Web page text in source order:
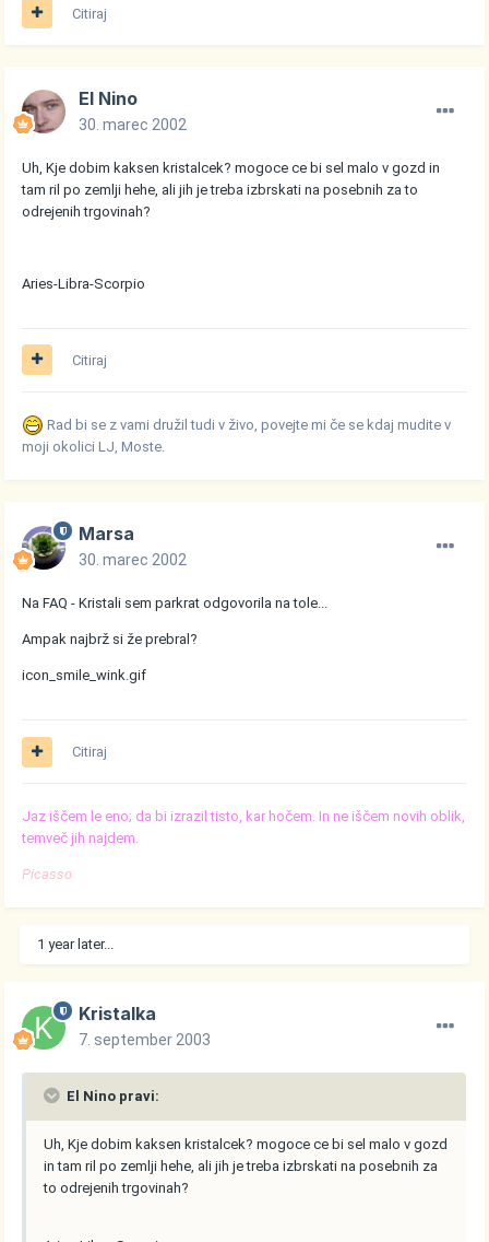
Citiraj
El Nino
30. marec 2002
Uh, Kje dobim kaksen kristalcek? mogoce ce bi sel malo v gozd in
tam ril po zemlji hehe, ali jih je treba izbrskati na posebnih za to
odrejenih trgovinah?
Aries-Libra-Scorpio
Citiraj
Rad bi se z vami družil tudi v živo, povejte mi če se kdaj mudite v
moji okolici LJ, Moste.
Marsa
30. marec 2002
Na FAQ - Kristali sem parkrat odgovorila na tole...
Ampak najbrž si že prebral?
icon_smile_wink.gif
Citiraj
Jaz iščem le eno; da bi izrazil tisto, kar hočem. In ne iščem novih oblik,
temveč jih najdem.
Picasso
1 year later...
Kristalka
7. september 2003
El Nino pravi:
Uh, Kje dobim kaksen kristalcek? mogoce ce bi sel malo v gozd
in tam ril po zemlji hehe, ali jih je treba izbrskati na posebnih za
to odrejenih trgovinah?